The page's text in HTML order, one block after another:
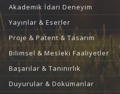
Akademik İdari Deneyim
Yayınlar & Eserler
Proje & Patent & Tasarım
Bilimsel & Mesleki Faaliyetler
Başarılar & Tanınırlık
Duyurular & Dokümanlar